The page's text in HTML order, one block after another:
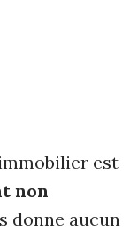
est
non
donne aucun